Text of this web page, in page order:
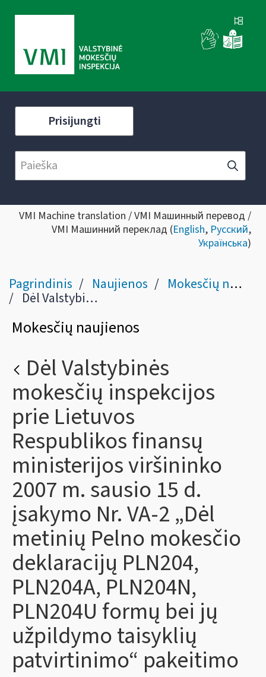
Prisijungti
VMI Machine translation / VMI Машинный перевод /
VMI Машинний переклад (English, Русский,
Українська)
Pagrindinis Naujienos Mokesčių naujienos
Dėl Valstybinės mokesčių inspekcijos prie Lietuvos Respublikos finansų ministerijos viršininko 2007 m. sausio 15 d. įsakymo Nr. VA-2 „Dėl metinių Pelno mokesčio deklaracijų PLN204, PLN204A, PLN204N, PLN204U formų bei jų užpildymo taisyklių patvirtinimo“ pakeitimo
Mokesčių naujienos
Dėl Valstybinės
mokesčių inspekcijos
prie Lietuvos
Respublikos finansų
ministerijos viršininko
2007 m. sausio 15 d.
įsakymo Nr. VA-2 „Dėl
metinių Pelno mokesčio
deklaracijų PLN204,
PLN204A, PLN204N,
PLN204U formų bei jų
užpildymo taisyklių
patvirtinimo“ pakeitimo